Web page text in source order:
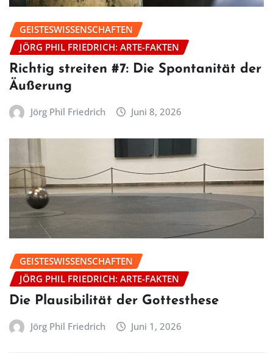
GEISTESWISSENSCHAFTEN
JÖRG PHIL FRIEDRICH: ARTE-FAKTEN
Richtig streiten #7: Die Spontanität der
Äußerung
Jörg Phil Friedrich Juni 8, 2026
GEISTESWISSENSCHAFTEN
JÖRG PHIL FRIEDRICH: ARTE-FAKTEN
Die Plausibilität der Gottesthese
Jörg Phil Friedrich Juni 1, 2026